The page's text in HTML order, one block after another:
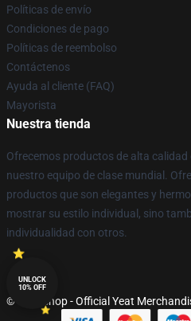
Políticas de envío
Condiciones de pago
Políticas de reembolso
Contáctenos
Ayuda al cliente (FAQ)
Mayorista
Nuestra tienda
Ofrecemos productos de alta
nuestro equipo de clase mundial.
productos que son elegantes y
mostrar su estilo individual, sino
individualidad con otros.
© Yeat Shop - Official Yeat
UNLOCK
10% OFF